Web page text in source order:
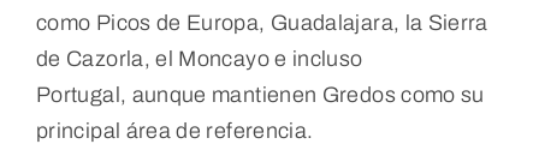
como Picos de Europa, Guadalajara, la Sierra
de Cazorla, el Moncayo e incluso
Portugal, aunque mantienen Gredos como su
principal área de referencia.